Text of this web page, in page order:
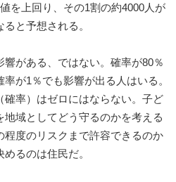
を上回り、その1割の約4000人が
ると予想される。
がある、ではない。確率が80％
が1％でも影響が出る人はいる。
確率）はゼロにはならない。子ど
地域としてどう守るのかを考える
程度のリスクまで許容できるのか
るのは住民だ。